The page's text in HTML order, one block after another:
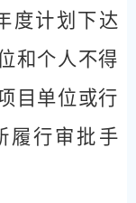
度计划下达
和个人不得
目单位或行
履行审批手